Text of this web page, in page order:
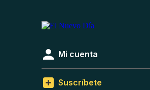
Mi cuenta
Suscríbete